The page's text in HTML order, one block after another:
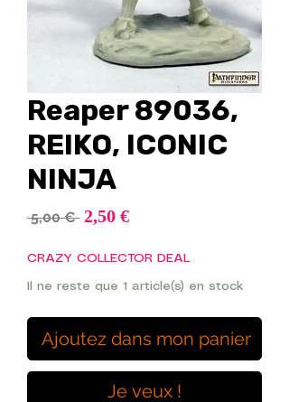
Reaper 89036,
REIKO, ICONIC
NINJA
5,00 € Prix
2,50 €Prix
CRAZY COLLECTOR DEAL
Il ne reste que 1 article(s) en stock
Ajoutez dans mon panier
Je veux !